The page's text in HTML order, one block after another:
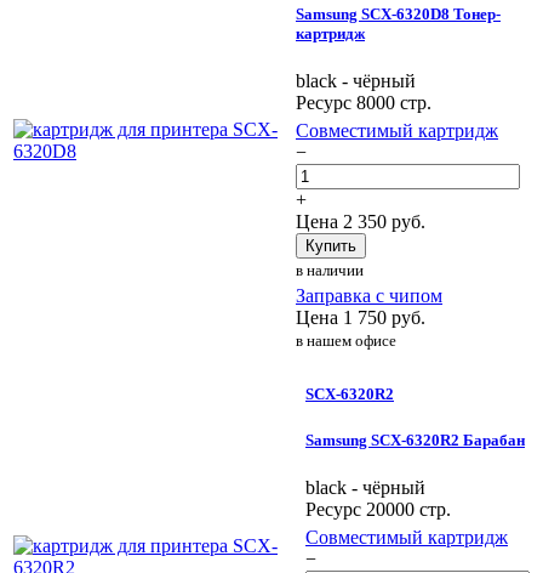
Samsung SCX-6320D8 Тонер-
картридж
black - чёрный
Ресурс 8000 стр.
Совместимый картридж
−
+
Цена 2 350 руб.
Купить
в наличии
Заправка с чипом
Цена 1 750 руб.
в нашем офисе
SCX-6320R2
Samsung SCX-6320R2 Барабан
black - чёрный
Ресурс 20000 стр.
Совместимый картридж
−